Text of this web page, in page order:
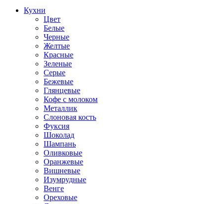
Кухни
Цвет
Белые
Черные
Желтые
Красные
Зеленые
Серые
Бежевые
Глянцевые
Кофе с молоком
Металлик
Слоновая кость
Фуксия
Шоколад
Шампань
Оливковые
Оранжевые
Вишневые
Изумрудные
Венге
Ореховые